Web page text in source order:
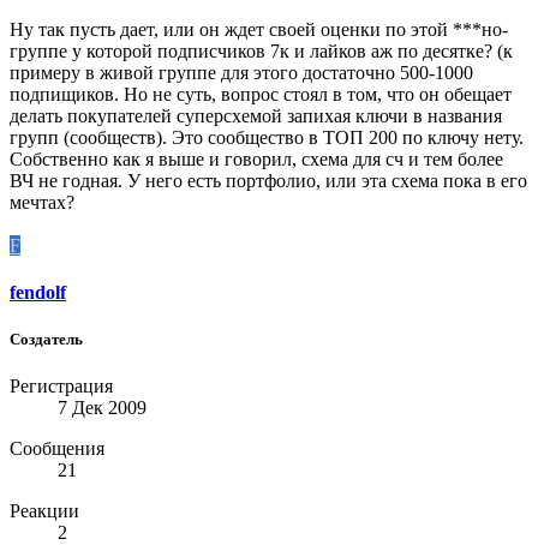
Ну так пусть дает, или он ждет своей оценки по этой ***но-
группе у которой подписчиков 7к и лайков аж по десятке? (к
примеру в живой группе для этого достаточно 500-1000
подпищиков. Но не суть, вопрос стоял в том, что он обещает
делать покупателей суперсхемой запихая ключи в названия
групп (сообществ). Это сообщество в ТОП 200 по ключу нету.
Собственно как я выше и говорил, схема для сч и тем более
ВЧ не годная. У него есть портфолио, или эта схема пока в его
мечтах?
F
fendolf
Создатель
Регистрация
7 Дек 2009
Сообщения
21
Реакции
2